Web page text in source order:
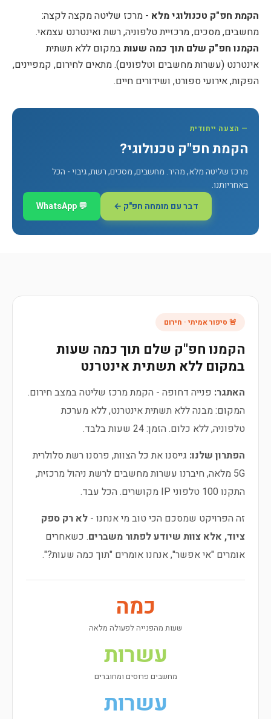
הקמת חפ"ק טכנולוגי מלא - מרכז שליטה מקצה לקצה:
מחשבים, מסכים, מרכזיית טלפוניה, רשת ואינטרנט עצמאי.
הקמנו חפ"ק שלם תוך כמה שעותבמקום ללא תשתית
אינטרנט (עשרות מחשבים וטלפונים). מתאים לחירום, קמפיינים,
הפקות, אירועי ספורט, ושידורים חיים.
— הצעה ייחודית
הקמת חפ"ק טכנולוגי?
מרכז שליטה מלא, מהיר. מחשבים, מסכים, רשת, גיבוי - הכל
באחריותנו.
דבר עם מומחה חפ"ק ←
💬 WhatsApp
🚨 סיפור אמיתי · חירום
הקמנו חפ"ק שלם תוך כמה שעות
במקום ללא תשתית אינטרנט
האתגר: פנייה דחופה - הקמת מרכז שליטה במצב חירום.
המקום: מבנה ללא תשתית אינטרנט, ללא מערכת
טלפוניה, ללא כלום. הזמן: 24 שעות בלבד.
הפתרון שלנו: גייסנו את כל הצוות, פרסנו רשת סלולרית
5G מלאה, חיברנו עשרות מחשבים לרשת ניהול מרכזית,
התקנו 100 טלפוני IP מקושרים. הכל עבד.
זה הפרויקט שמסכם הכי טוב מי אנחנו - לא רק ספק
ציוד, אלא צוות שיודע לפתור משברים. כשאחרים
אומרים "אי אפשר", אנחנו אומרים "תוך כמה שעות?".
כמה
שעות מהפנייה לפעולה מלאה
עשרות
מחשבים פרוסים ומחוברים
עשרות